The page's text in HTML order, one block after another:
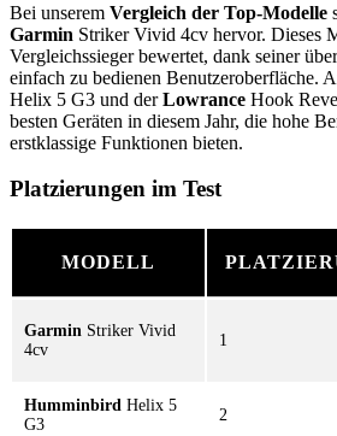
Bei unserem Vergleich der Top-Modelle
Garmin Striker Vivid 4cv hervor. Dieses
Vergleichssieger bewertet, dank seiner
einfach zu bedienen Benutzeroberfläche.
Helix 5 G3 und derLowrance Hook
besten Geräten in diesem Jahr, die hohe
erstklassige Funktionen bieten.
Platzierungen im Test
MODELL
Garmin Striker Vivid
4cv
1
Humminbird Helix 5
G3
2